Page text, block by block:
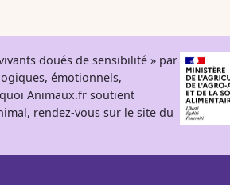
doués de sensibilité » par
émotionnels,
Animaux.fr soutient
rendez-vous sur le site du